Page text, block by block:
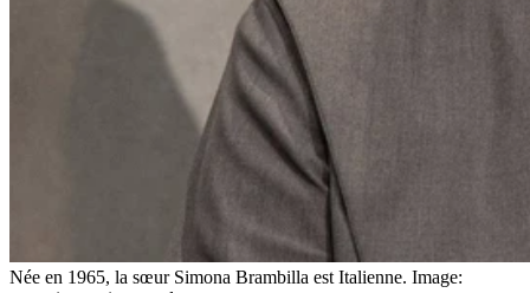
Née en 1965, la sœur Simona Brambilla est Italienne. Image: